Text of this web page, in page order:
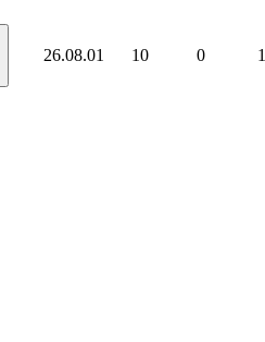
26.08.01 10 0 1